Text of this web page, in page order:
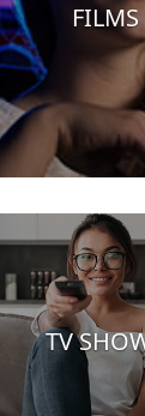
FILMS
TV